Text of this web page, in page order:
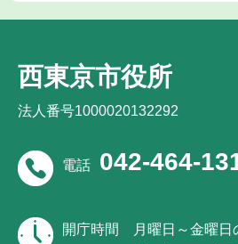
西東京市役所
法人番号1000020132292
電話 042-464-
開庁時間
月曜日～金曜